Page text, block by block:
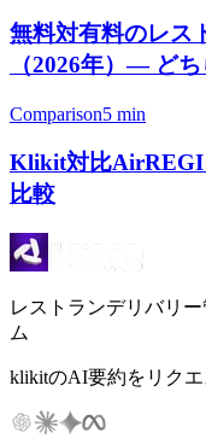
無料対有料のレス
（2026年）— ど
Comparison5 min
Klikit対比AirREGI
比較
レストランデリバリ
ム
klikitのAI要約をリクエ